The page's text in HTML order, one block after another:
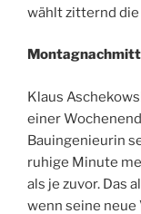
wählt zitternd
Klaus
einer
Bauingenieurin
ruhige Minute
als je zuvor. Das
wenn seine